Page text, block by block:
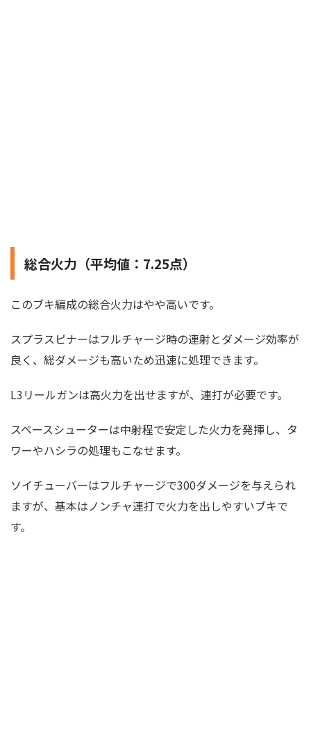
総合火力（平均値：7.25点）
このブキ編成の総合火力はやや高いです。
スプラスピナーはフルチャージ時の連射とダメージ効率が
良く、総ダメージも高いため迅速に処理できます。
L3リールガンは高火力を出せますが、連打が必要です。
スペースシューターは中射程で安定した火力を発揮し、タ
ワーやハシラの処理もこなせます。
ソイチューバーはフルチャージで300ダメージを与えられ
ますが、基本はノンチャ連打で火力を出しやすいブキで
す。